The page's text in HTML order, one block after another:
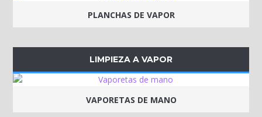
PLANCHAS DE VAPOR
LIMPIEZA A VAPOR
VAPORETAS DE MANO